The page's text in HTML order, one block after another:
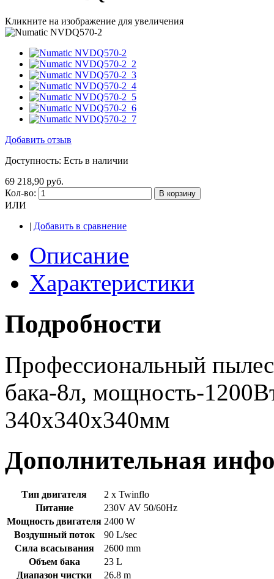
Кликните на изображение для увеличения
Добавить отзыв
Доступность: Есть в наличии
69 218,90 руб.
Кол-во:
В корзину
ИЛИ
| Добавить в сравнение
Описание
Характеристики
Подробности
Профессиональный
бака-8л, мощность-
340х340х340мм
Дополнительная
Тип двигателя
2 x Twinflo
Питание
230V AV 50/60Hz
Мощность двигателя 2400 W
Воздушный поток
90 L/sec
Сила всасывания
2600 mm
Объем бака
23 L
Диапазон чистки
26.8 m